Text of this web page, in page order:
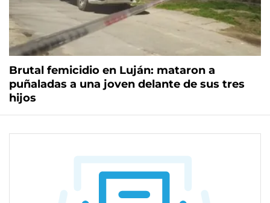
Brutal femicidio en Luján: mataron a
puñaladas a una joven delante de sus tres
hijos